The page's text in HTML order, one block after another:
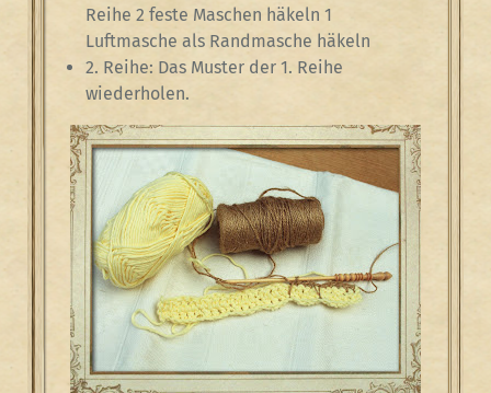
Reihe 2 feste Maschen häkeln 1
Luftmasche als Randmasche häkeln
2. Reihe: Das Muster der 1. Reihe
wiederholen.